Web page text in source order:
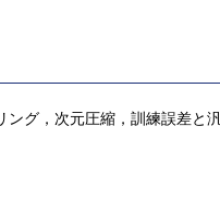
ング，次元圧縮，訓練誤差と